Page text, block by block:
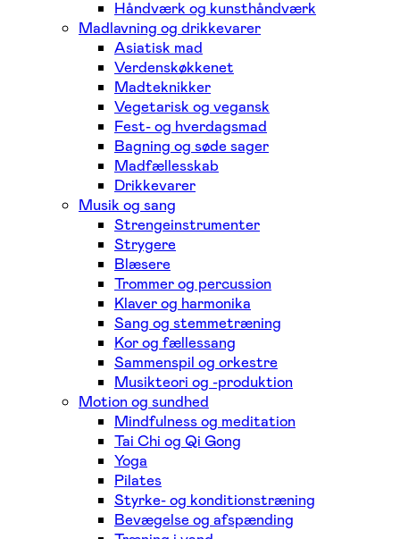
Håndværk og kunsthåndværk
Madlavning og drikkevarer
Asiatisk mad
Verdenskøkkenet
Madteknikker
Vegetarisk og vegansk
Fest- og hverdagsmad
Bagning og søde sager
Madfællesskab
Drikkevarer
Musik og sang
Strengeinstrumenter
Strygere
Blæsere
Trommer og percussion
Klaver og harmonika
Sang og stemmetræning
Kor og fællessang
Sammenspil og orkestre
Musikteori og -produktion
Motion og sundhed
Mindfulness og meditation
Tai Chi og Qi Gong
Yoga
Pilates
Styrke- og konditionstræning
Bevægelse og afspænding